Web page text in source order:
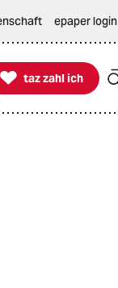
epaper login

taz zahl ich
taz zahl ich